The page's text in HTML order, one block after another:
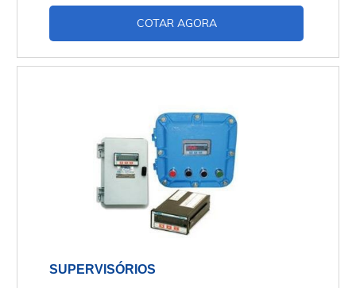
quedas de raios do mundo.É uma prática
muito comum entre as empresas ou usuários
apresentando defeito ou falha, optar pelo
COTAR AGORA
SUPERVISÓRIOS